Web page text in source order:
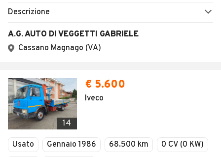
Descrizione
A.G. AUTO DI VEGGETTI GABRIELE
Cassano Magnago (VA)
14
€ 5.600
Iveco
Usato Gennaio 1986 68.500 km
0 CV (0 KW)